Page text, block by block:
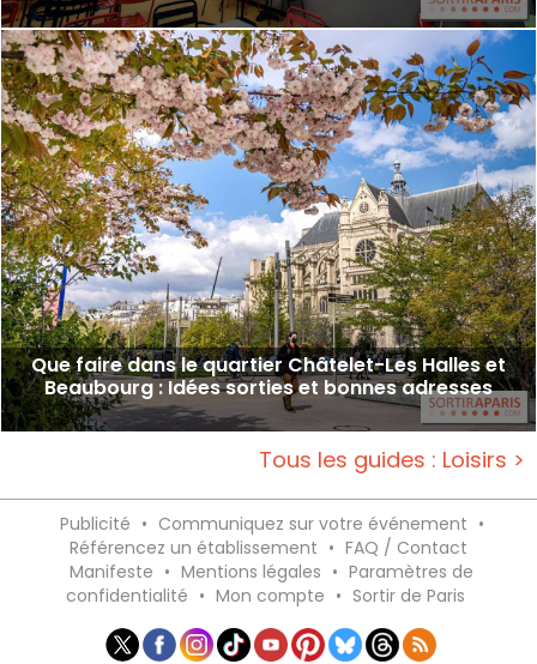
Que faire dans le quartier Châtelet-Les Halles et
Beaubourg : Idées sorties et bonnes adresses
Tous les guides : Loisirs >
Publicité • Communiquez sur votre événement •
Référencez un établissement • FAQ / Contact
Manifeste • Mentions légales • Paramètres de
confidentialité • Mon compte • Sortir de Paris